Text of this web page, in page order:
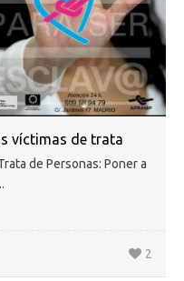
víctimas de trata
de Personas: Poner a
2